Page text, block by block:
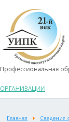
Профессиональная
ОРГАНИЗАЦИИ
Главная Сведения